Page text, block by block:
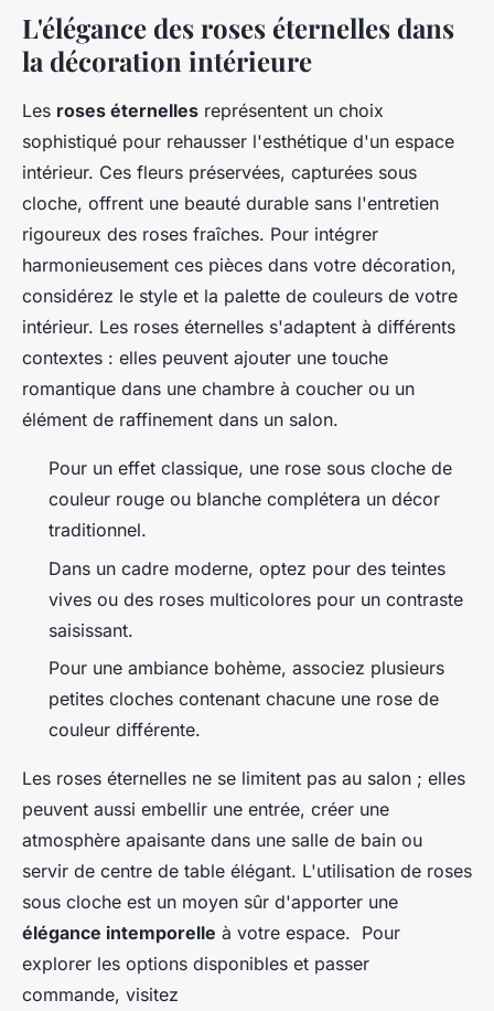
L'élégance des roses éternelles dans
la décoration intérieure
Les roses éternelles représentent un choix
sophistiqué pour rehausser l'esthétique d'un espace
intérieur. Ces fleurs préservées, capturées sous
cloche, offrent une beauté durable sans l'entretien
rigoureux des roses fraîches. Pour intégrer
harmonieusement ces pièces dans votre décoration,
considérez le style et la palette de couleurs de votre
intérieur. Les roses éternelles s'adaptent à différents
contextes : elles peuvent ajouter une touche
romantique dans une chambre à coucher ou un
élément de raffinement dans un salon.
Pour un effet classique, une rose sous cloche de
couleur rouge ou blanche complétera un décor
traditionnel.
Dans un cadre moderne, optez pour des teintes
vives ou des roses multicolores pour un contraste
saisissant.
Pour une ambiance bohème, associez plusieurs
petites cloches contenant chacune une rose de
couleur différente.
Les roses éternelles ne se limitent pas au salon ; elles
peuvent aussi embellir une entrée, créer une
atmosphère apaisante dans une salle de bain ou
servir de centre de table élégant. L'utilisation de roses
sous cloche est un moyen sûr d'apporter une
élégance intemporelle à votre espace. Pour
explorer les options disponibles et passer
commande, visitez